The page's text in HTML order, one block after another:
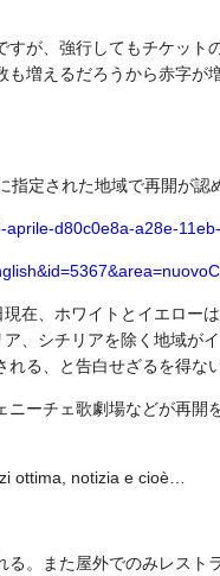
が、強行してもチケット
増えるだろうから赤字が
定された地域で再開が認
d80c0e8a-a28e-
、ホワイトとイエロー
、シチリアを除く地域が
る、と告白せざるを得ない
ーチェ歌劇場などが再開
ottima, notizia e cioè…
。また屋外でのみレス